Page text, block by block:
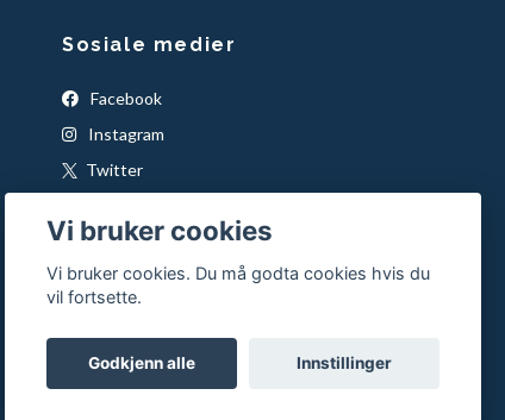
Sosiale medier
Facebook
Instagram
Twitter
Snapchat
Pinterest
Vi bruker cookies
Vi bruker cookies. Du må godta cookies hvis du
vil fortsette.
Godkjenn alle Innstillinger